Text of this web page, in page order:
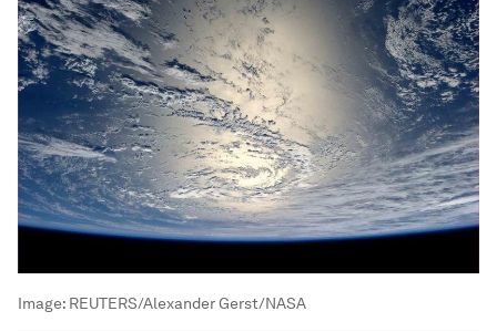
Image: REUTERS/Alexander Gerst/NASA